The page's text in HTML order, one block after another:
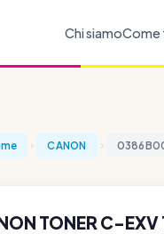
Chi siamoCome
CANON
TONER C-